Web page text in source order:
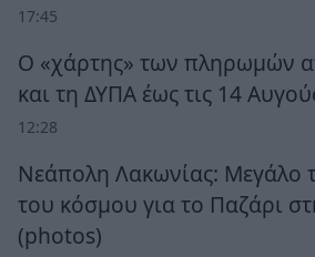
17:45
Ο «χάρτης» των πληρωμών
και τη ΔΥΠΑ έως τις 14
12:28
Νεάπολη Λακωνίας: Μεγάλο
του κόσμου για το Παζάρι
(photos)